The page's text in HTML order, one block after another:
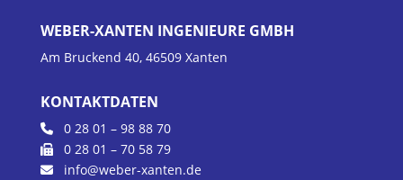
WEBER-XANTEN INGENIEURE GMBH
Am Bruckend 40, 46509 Xanten
KONTAKTDATEN
0 28 01 – 98 88 70
0 28 01 – 70 58 79
info@weber-xanten.de